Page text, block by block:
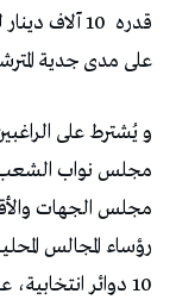
قدره
10 آلاف
على مدى جدية
مجلس نواب الشعب